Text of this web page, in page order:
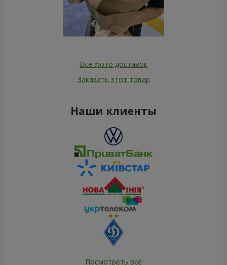
Все фото доставок
Заказать этот товар
Наши клиенты
Посмотреть все